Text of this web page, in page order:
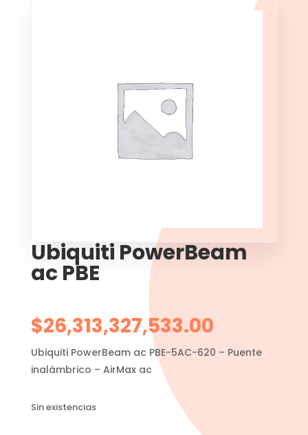
Ubiquiti PowerBeam
ac PBE
$26,313,327,533.00
Ubiquiti PowerBeam ac PBE-5AC-620 – Puente
inalámbrico – AirMax ac
Sin existencias